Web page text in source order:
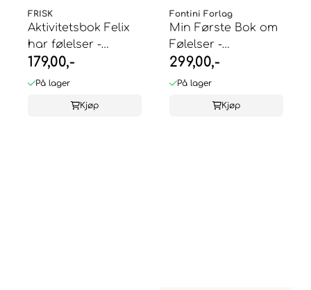
FRISK
Aktivitetsbok Felix
har følelser -
Charlotte ...
179,00,-
På lager
Kjøp
Fontini Forlag
Min Første Bok om
Følelser -
Stephanie
Couturier
299,00,-
På lager
Kjøp